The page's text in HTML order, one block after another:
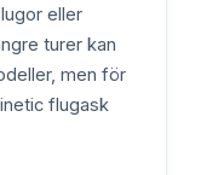
eller
turer kan
men för
flugask